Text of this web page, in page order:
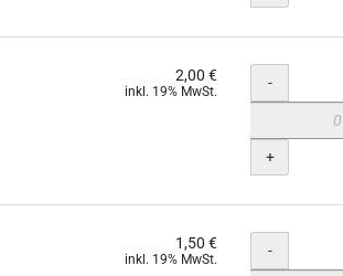
2,00 €
inkl. 19% MwSt. Menge
-
+
1,50 €
inkl. 19% MwSt. Menge
-